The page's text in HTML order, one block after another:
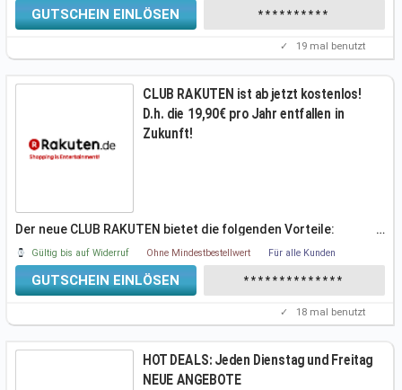
GUTSCHEIN EINLÖSEN **********
✓ 19 mal benutzt
CLUB RAKUTEN ist ab jetzt kostenlos!
D.h. die 19,90€ pro Jahr entfallen in
Zukunft!
Der neue CLUB RAKUTEN bietet die folgenden Vorteile:
 kostenfreie
…
Gültig bis auf Widerruf Ohne Mindestbestellwert Für alle Kunden
GUTSCHEIN EINLÖSEN **************
✓ 18 mal benutzt
HOT DEALS: Jeden Dienstag und Freitag
NEUE ANGEBOTE